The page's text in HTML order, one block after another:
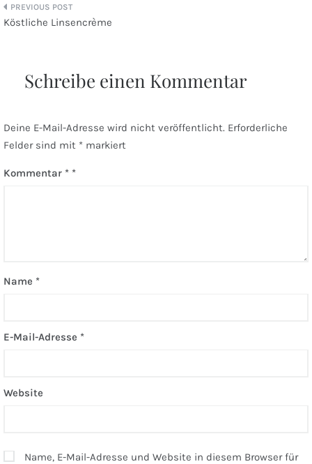
Beitragsnavigation
Köstliche Linsencrème
Schreibe einen Kommentar
Deine E-Mail-Adresse wird nicht veröffentlicht. Erforderliche
Felder sind mit * markiert
Kommentar *
Name *
E-Mail-Adresse *
Website
Name, E-Mail-Adresse und Website in diesem Browser für